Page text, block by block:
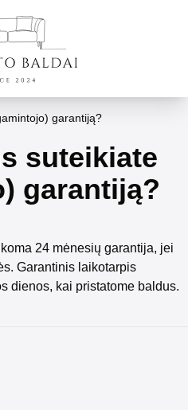
garantiją?
suteikiate
garantiją?
24 mėnesių garantija, jei
Garantinis laikotarpis
dienos, kai pristatome baldus.